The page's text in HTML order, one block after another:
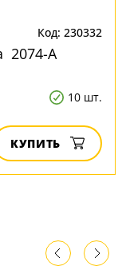
Код: 230332
2074-A
10 шт.
КУПИТЬ